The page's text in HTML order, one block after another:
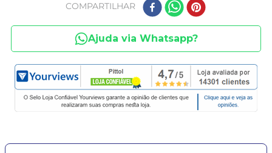
COMPARTILHAR
Ajuda via Whatsapp?